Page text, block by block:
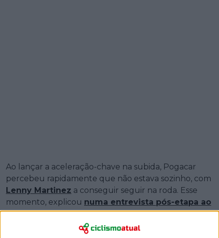
Ao lançar a aceleração-chave na subida, Pogacar
percebeu rapidamente que não estava sozinho, com
Lenny Martinez a conseguir seguir na roda. Esse
momento, explicou numa entrevista pós-etapa ao
Cycling Pro Net, obrigou a uma recalibração